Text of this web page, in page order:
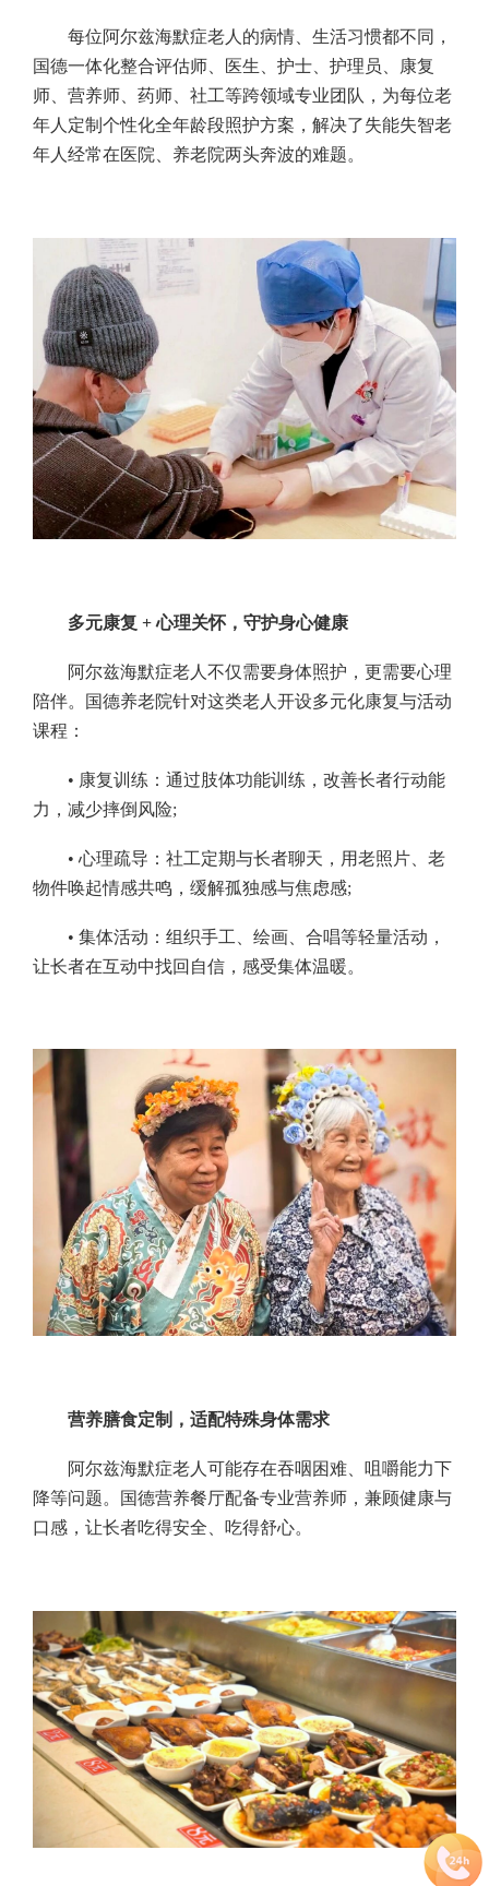
每位阿尔兹海默症老人的病情、生活习惯都不同，
国德一体化整合评估师、医生、护士、护理员、康复
师、营养师、药师、社工等跨领域专业团队，为每位老
年人定制个性化全年龄段照护方案，解决了失能失智老
年人经常在医院、养老院两头奔波的难题。
多元康复 + 心理关怀，守护身心健康
阿尔兹海默症老人不仅需要身体照护，更需要心理
陪伴。国德养老院针对这类老人开设多元化康复与活动
课程：
• 康复训练：通过肢体功能训练，改善长者行动能
力，减少摔倒风险;
• 心理疏导：社工定期与长者聊天，用老照片、老
物件唤起情感共鸣，缓解孤独感与焦虑感;
• 集体活动：组织手工、绘画、合唱等轻量活动，
让长者在互动中找回自信，感受集体温暖。
营养膳食定制，适配特殊身体需求
阿尔兹海默症老人可能存在吞咽困难、咀嚼能力下
降等问题。国德营养餐厅配备专业营养师，兼顾健康与
口感，让长者吃得安全、吃得舒心。